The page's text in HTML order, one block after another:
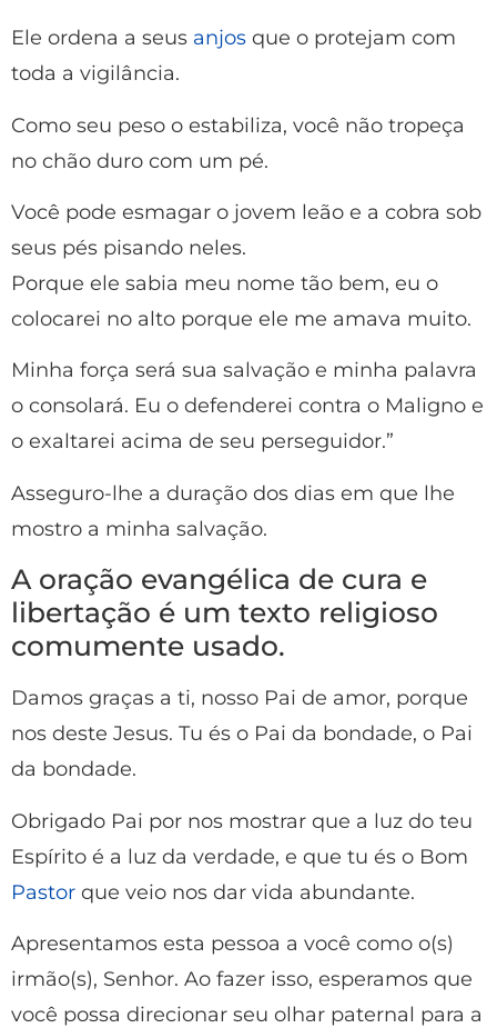
Ele ordena a seus anjos que o protejam com
toda a vigilância.
Como seu peso o estabiliza, você não tropeça
no chão duro com um pé.
Você pode esmagar o jovem leão e a cobra sob
seus pés pisando neles.
Porque ele sabia meu nome tão bem, eu o
colocarei no alto porque ele me amava muito.
Minha força será sua salvação e minha palavra
o consolará. Eu o defenderei contra o Maligno e
o exaltarei acima de seu perseguidor.”
Asseguro-lhe a duração dos dias em que lhe
mostro a minha salvação.
A oração evangélica de cura e
libertação é um texto religioso
comumente usado.
Damos graças a ti, nosso Pai de amor, porque
nos deste Jesus. Tu és o Pai da bondade, o Pai
da bondade.
Obrigado Pai por nos mostrar que a luz do teu
Espírito é a luz da verdade, e que tu és o Bom
Pastor que veio nos dar vida abundante.
Apresentamos esta pessoa a você como o(s)
irmão(s), Senhor. Ao fazer isso, esperamos que
você possa direcionar seu olhar paternal para a